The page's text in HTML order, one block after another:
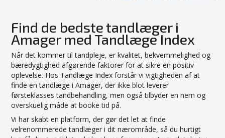
Find de bedste tandlæger i
Amager med Tandlæge Index
Når det kommer til tandpleje, er kvalitet, bekvemmelighed og
bæredygtighed afgørende faktorer for at sikre en positiv
oplevelse. Hos Tandlæge Index forstår vi vigtigheden af at
finde en tandlæge i Amager, der ikke blot leverer
førsteklasses tandbehandling, men også tilbyder en nem og
overskuelig måde at booke tid på.
Vi har skabt en platform, der gør det let at finde
velrenommerede tandlæger i dit nærområde, så du hurtigt